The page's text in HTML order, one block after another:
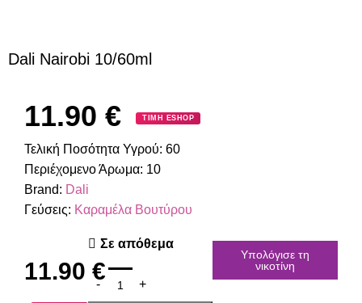
Dali Nairobi 10/60ml
11.90 € ΤΙΜΗ ESHOP
Τελική Ποσότητα Υγρού: 60
Περιέχομενο Άρωμα: 10
Brand: Dali
Γεύσεις: Καραμέλα Βουτύρου
11.90 €
Σε απόθεμα
Υπολόγισε τη
νικοτίνη